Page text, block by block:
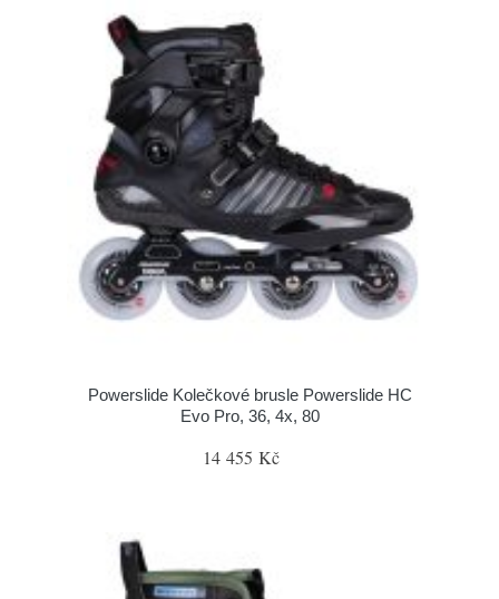
Powerslide Kolečkové brusle Powerslide HC
Evo Pro, 36, 4x, 80
14 455 Kč